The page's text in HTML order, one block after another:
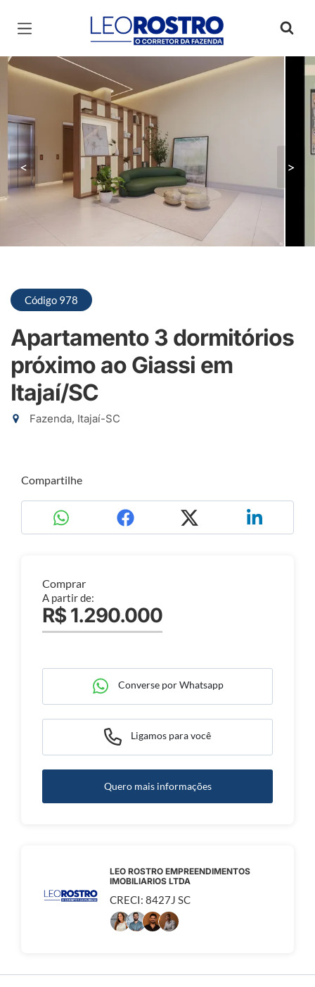
Página inicial
< >
Código 978
Apartamento 3 dormitórios
próximo ao Giassi em
Itajaí/SC
Fazenda, Itajaí-SC
Compartilhe
Comprar
A partir de:
R$ 1.290.000
Converse por Whatsapp
Ligamos para você
Quero mais informações
LEO ROSTRO EMPREENDIMENTOS
IMOBILIARIOS LTDA
CRECI: 8427J SC